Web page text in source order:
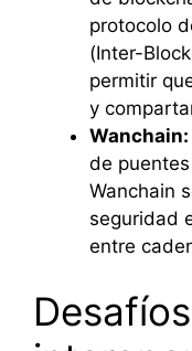
protocolo
(Inter-
permitir
y
Wanchain:
de
Wanchain
seguridad
entre